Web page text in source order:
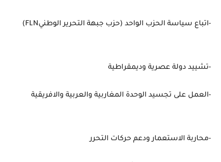
-اتباع سياسة الحزب الواحد (حزب جبهة التحرير الوطنيFLN
)
-تشييد دولة عصرية وديمقراطية
-العمل على تجسيد الوحدة المغاربية والعربية والافريقية
-محاربة الاستعمار ودعم حركات التحرر